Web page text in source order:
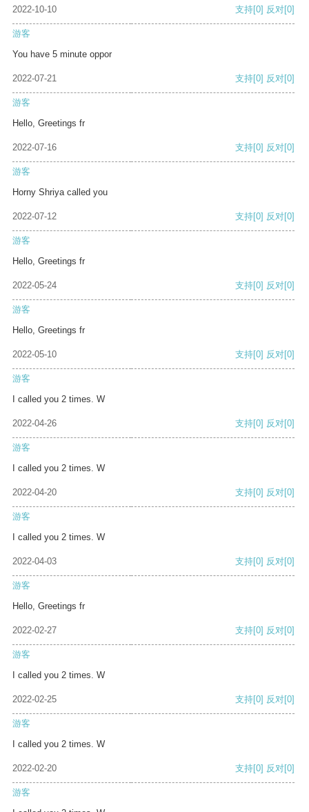
2022-10-10 支持[0] 反对[0]
游客
You have 5 minute oppor
2022-07-21 支持[0] 反对[0]
游客
Hello, Greetings fr
2022-07-16 支持[0] 反对[0]
游客
Horny Shriya called you
2022-07-12 支持[0] 反对[0]
游客
Hello, Greetings fr
2022-05-24 支持[0] 反对[0]
游客
Hello, Greetings fr
2022-05-10 支持[0] 反对[0]
游客
I called you 2 times. W
2022-04-26 支持[0] 反对[0]
游客
I called you 2 times. W
2022-04-20 支持[0] 反对[0]
游客
I called you 2 times. W
2022-04-03 支持[0] 反对[0]
游客
Hello, Greetings fr
2022-02-27 支持[0] 反对[0]
游客
I called you 2 times. W
2022-02-25 支持[0] 反对[0]
游客
I called you 2 times. W
2022-02-20 支持[0] 反对[0]
游客